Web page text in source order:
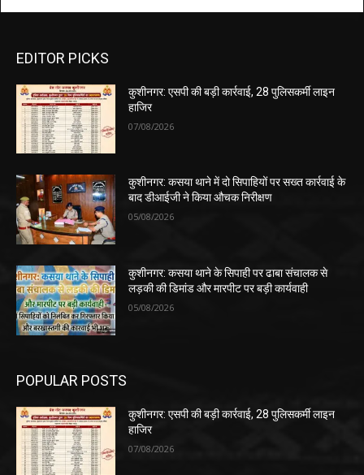
EDITOR PICKS
कुशीनगर: एसपी की बड़ी कार्रवाई, 28 पुलिसकर्मी लाइन
हाजिर
07/08/2026
कुशीनगर: कसया थाने में दो सिपाहियों पर सख्त कार्रवाई के
बाद डीआईजी ने किया औचक निरीक्षण
05/08/2026
कुशीनगर: कसया थाने के सिपाही पर ढाबा संचालक से
लड़की की डिमांड और मारपीट पर बड़ी कार्यवाही
05/08/2026
POPULAR POSTS
कुशीनगर: एसपी की बड़ी कार्रवाई, 28 पुलिसकर्मी लाइन
हाजिर
07/08/2026